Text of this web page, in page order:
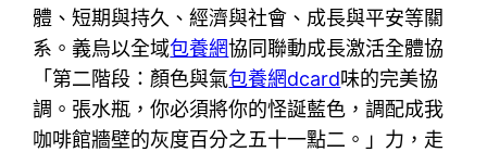
體、短期與持久、經濟與社會、成長與平安等關
系。義烏以全域包養網協同聯動成長激活全體協
「第二階段：顏色與氣包養網dcard味的完美協
調。張水瓶，你必須將你的怪誕藍色，調配成我
咖啡館牆壁的灰度百分之五十一點二。」力，走